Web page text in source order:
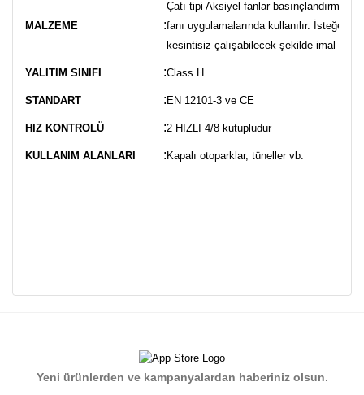
MALZEME :
Çatı tipi Aksiyel fanlar basınçlandırma
fanı uygulamalarında kullanılır. İsteğe
kesintisiz çalışabilecek şekilde imal
YALITIM SINIFI :Class H
STANDART : EN 12101-3 ve CE
HIZ KONTROLÜ :2 HIZLI 4/8 kutupludur
KULLANIM ALANLARI : Kapalı otoparklar, tüneller vb.
Yorum Yaz
Ürün resmi kalitesiz, bozuk veya görüntülenemiyor.
Yeni ürünlerden ve kampanyalardan haberiniz olsun.